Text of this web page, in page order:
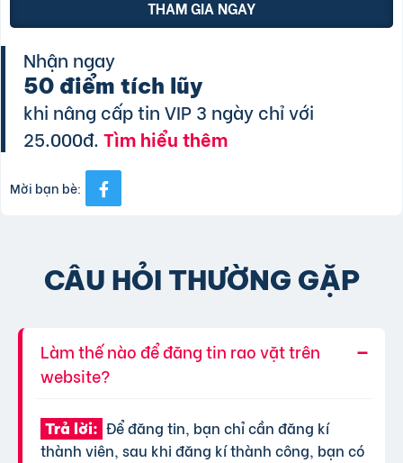
THAM GIA NGAY
Nhận ngay
50 điểm tích lũy
khi nâng cấp tin VIP 3 ngày chỉ với
25.000đ.Tìm hiểu thêm
Mời bạn bè:
CÂU HỎI THƯỜNG GẶP
Làm thế nào để đăng tin rao vặt trên
website?
Trả lời: Để đăng tin, bạn chỉ cần đăng kí
thành viên, sau khi đăng kí thành công, bạn có